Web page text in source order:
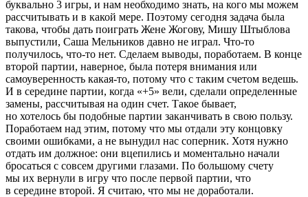
буквально 3 игры, и нам необходимо знать, на кого мы можем
рассчитывать и в какой мере. Поэтому сегодня задача была
такова, чтобы дать поиграть Жене Жогову, Мишу Штыблова
выпустили, Саша Мельников давно не играл. Что-то
получилось, что-то нет. Сделаем выводы, поработаем. В конце
второй партии, наверное, была потеря внимания или
самоуверенность какая-то, потому что с таким счетом ведешь.
И в середине партии, когда «+5» вели, сделали определенные
замены, рассчитывая на один счет. Такое бывает,
но хотелось бы подобные партии заканчивать в свою пользу.
Поработаем над этим, потому что мы отдали эту концовку
своими ошибками, а не вынудил нас соперник. Хотя нужно
отдать им должное: они вцепились и моментально начали
бросаться с совсем другими глазами. По большому счету
мы их вернули в игру что после первой партии, что
в середине второй. Я считаю, что мы не доработали.